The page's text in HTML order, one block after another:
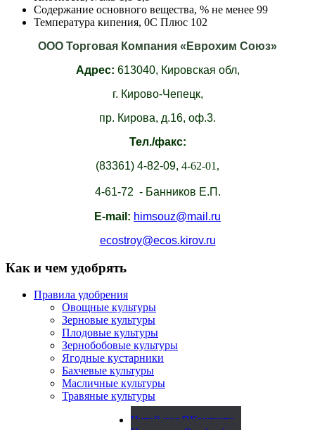
Содержание основного вещества, % не менее 99
Температура кипения, 0С Плюс 102
ООО Торговая Компания «Еврохим Союз»
Адрес: 613040, Кировская обл,
г. Кирово-Чепецк,
пр. Кирова, д.16, оф.3.
Тел./факс:
(83361) 4-82-09, 4-62-01,
4-61-72 - Банников Е.П.
E-mail: himsouz@mail.ru
ecostroy@ecos.kirov.ru
Как и чем удобрять
Правила удобрения
Овощные культуры
Зерновые культуры
Плодовые культуры
Зернобобовые культуры
Ягодные кустарники
Бахчевые культуры
Масличные культуры
Травяные культуры
Читай нас ВКонтакте